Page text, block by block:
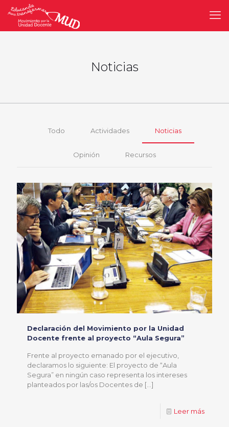
Noticias
Todo Actividades Noticias
Opinión Recursos
Declaración del Movimiento por la Unidad
Docente frente al proyecto “Aula Segura”
Frente al proyecto emanado por el ejecutivo,
declaramos lo siguiente: El proyecto de “Aula
Segura” en ningún caso representa los intereses
planteados por las/os Docentes de […]
Leer más